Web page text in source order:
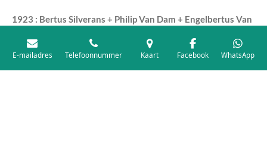
1923 : Bertus Silverans + Philip Van Dam + Engelbertus Van
E-mailadres Telefoonnummer Kaart Facebook WhatsApp